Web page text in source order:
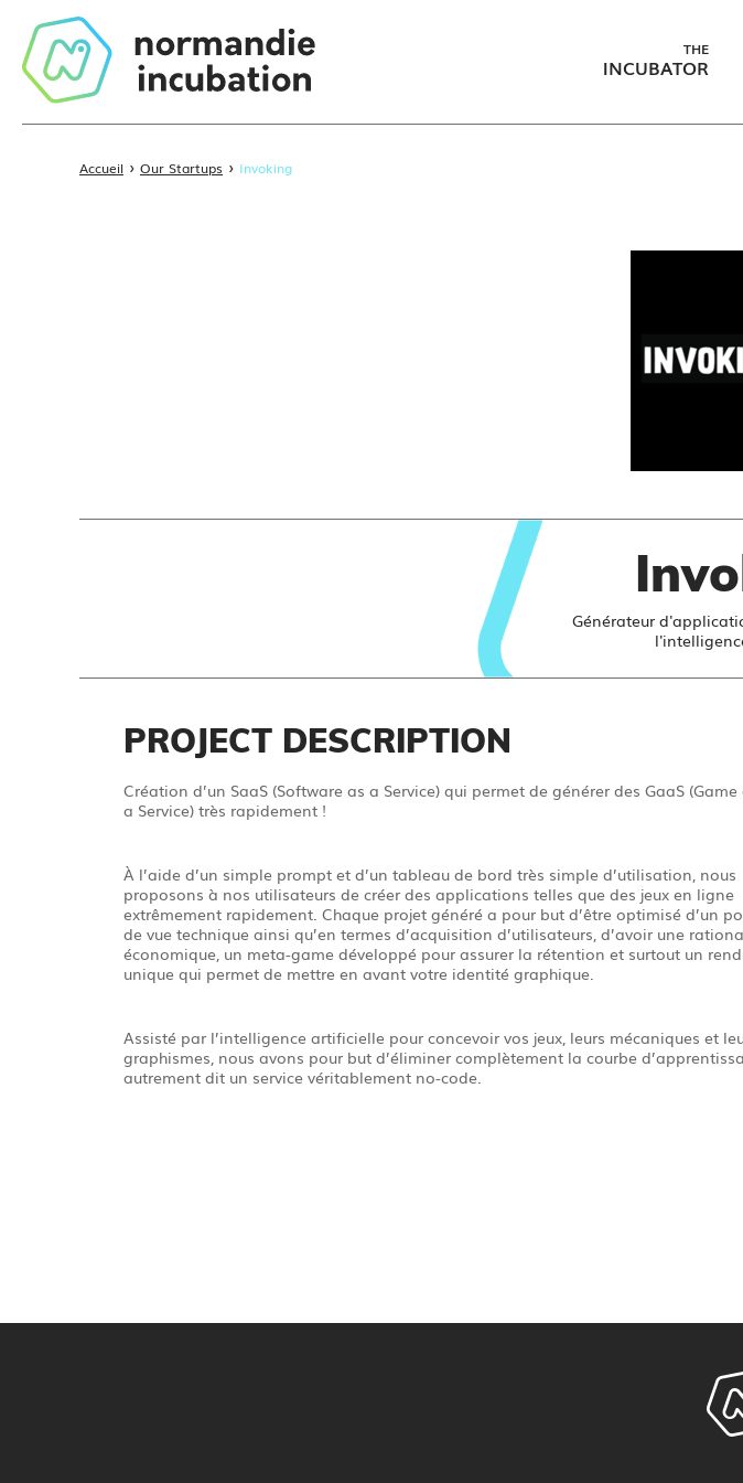
THE
INCUBATOR
Accueil › Our Startups › Invoking
Générateur
PROJECT DESCRIPTION
Création d’un SaaS (Software as a Service) qui permet de générer des GaaS (Game
a Service) très rapidement !
À l’aide d’un simple prompt et d’un tableau de bord très simple d’utilisation, nous
proposons à nos utilisateurs de créer des applications telles que des jeux en ligne
extrêmement rapidement. Chaque projet généré a pour but d’être optimisé d’un
de vue technique ainsi qu’en termes d’acquisition d’utilisateurs, d’avoir une
économique, un meta-game développé pour assurer la rétention et surtout un
unique qui permet de mettre en avant votre identité graphique.
Assisté par l’intelligence artificielle pour concevoir vos jeux, leurs mécaniques et
graphismes, nous avons pour but d’éliminer complètement la courbe
autrement dit un service véritablement no-code.